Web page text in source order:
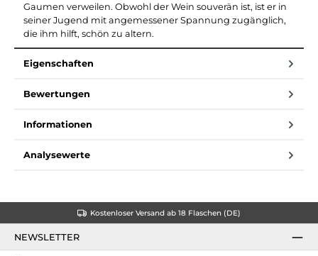
Gaumen verweilen. Obwohl der Wein souverän ist, ist er in
seiner Jugend mit angemessener Spannung zugänglich,
die ihm hilft, schön zu altern.
Eigenschaften
Bewertungen
Informationen
Analysewerte
Kostenloser Versand ab 18 Flaschen (DE)
NEWSLETTER